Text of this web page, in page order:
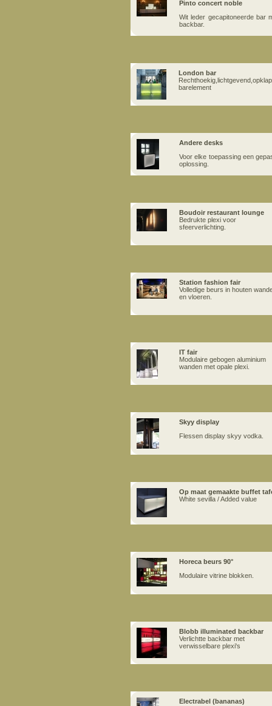
Pinto concert noble
Wit leder gecapitoneerde bar
backbar.
London bar
barelement
Andere desks
Voor elke toepassing een
oplossing.
Boudoir restaurant lounge
Bedrukte plexi voor
sfeerverlichting.
Station fashion fair
Volledige beurs in houten
en vloeren.
IT fair
Modulaire gebogen aluminium
wanden met opale plexi.
Skyy display
Flessen display skyy vodka.
Op maat gemaakte buffet
White sevilla / Added value
Horeca beurs 90°
Modulaire vitrine blokken.
Blobb illuminated backbar
Verlichtte backbar met
verwisselbare plexi's
Electrabel (bananas)